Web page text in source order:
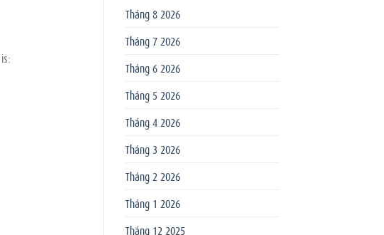
is:
Tháng 8 2026
Tháng 7 2026
Tháng 6 2026
Tháng 5 2026
Tháng 4 2026
Tháng 3 2026
Tháng 2 2026
Tháng 1 2026
Tháng 12 2025